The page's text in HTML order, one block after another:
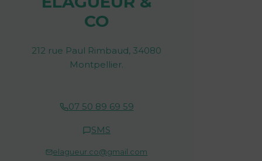
CO
212 rue Paul Rimbaud, 34080
Montpellier.
07 50 89 69 59
SMS
elagueur.co@gmail.com